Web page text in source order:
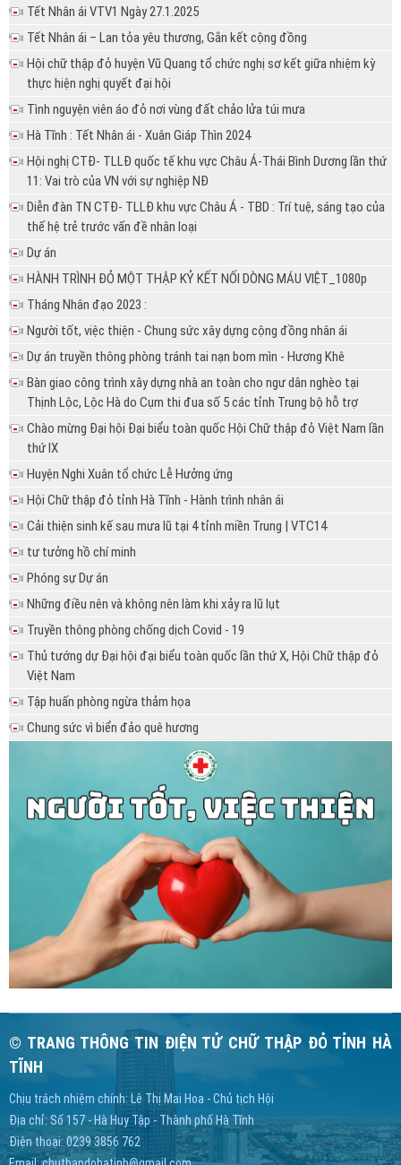
Tết Nhân ái VTV1 Ngày 27.1.2025
Tết Nhân ái – Lan tỏa yêu thương, Gắn kết cộng đồng
Hội chữ thập đỏ huyện Vũ Quang tổ chức nghị sơ kết giữa nhiệm kỳ
thực hiện nghị quyết đại hội
Tình nguyện viên áo đỏ nơi vùng đất chảo lửa túi mưa
Hà Tĩnh : Tết Nhân ái - Xuân Giáp Thìn 2024
Hội nghị CTĐ- TLLĐ quốc tế khu vực Châu Á-Thái Bình Dương lần thứ
11: Vai trò của VN với sự nghiệp NĐ
Diễn đàn TN CTĐ- TLLĐ khu vực Châu Á - TBD : Trí tuệ, sáng tạo của
thế hệ trẻ trước vấn đề nhân loại
Dự án
HÀNH TRÌNH ĐỎ MỘT THẬP KỶ KẾT NỐI DÒNG MÁU VIỆT_1080p
Tháng Nhân đạo 2023 :
Người tốt, việc thiện - Chung sức xây dựng cộng đồng nhân ái
Dự án truyền thông phòng tránh tai nạn bom mìn - Hương Khê
Bàn giao công trình xây dựng nhà an toàn cho ngư dân nghèo tại
Thịnh Lộc, Lộc Hà do Cụm thi đua số 5 các tỉnh Trung bộ hỗ trợ
Chào mừng Đại hội Đại biểu toàn quốc Hội Chữ thập đỏ Việt Nam lần
thứ IX
Huyện Nghi Xuân tổ chức Lễ Hưởng ứng
Hội Chữ thập đỏ tỉnh Hà Tĩnh - Hành trình nhân ái
Cải thiện sinh kế sau mưa lũ tại 4 tỉnh miền Trung | VTC14
tư tưởng hồ chí minh
Phóng sự Dự án
Những điều nên và không nên làm khi xảy ra lũ lụt
Truyền thông phòng chống dịch Covid - 19
Thủ tướng dự Đại hội đại biểu toàn quốc lần thứ X, Hội Chữ thập đỏ
Việt Nam
Tập huấn phòng ngừa thảm họa
Chung sức vì biển đảo quê hương
© TRANG THÔNG TIN ĐIỆN TỬ CHỮ THẬP ĐỎ TỈNH HÀ
TĨNH
Chịu trách nhiệm chính: Lê Thị Mai Hoa - Chủ tịch Hội
Địa chỉ: Số 157 - Hà Huy Tập - Thành phố Hà Tĩnh
Điện thoại: 0239 3856 762